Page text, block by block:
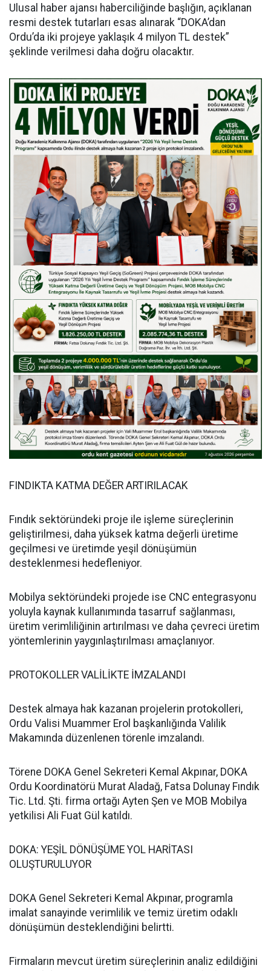
Ulusal haber ajansı haberciliğinde başlığın, açıklanan
resmi destek tutarları esas alınarak “DOKA’dan
Ordu’da iki projeye yaklaşık 4 milyon TL destek”
şeklinde verilmesi daha doğru olacaktır.
FINDIKTA KATMA DEĞER ARTIRILACAK
Fındık sektöründeki proje ile işleme süreçlerinin
geliştirilmesi, daha yüksek katma değerli üretime
geçilmesi ve üretimde yeşil dönüşümün
desteklenmesi hedefleniyor.
Mobilya sektöründeki projede ise CNC entegrasyonu
yoluyla kaynak kullanımında tasarruf sağlanması,
üretim verimliliğinin artırılması ve daha çevreci üretim
yöntemlerinin yaygınlaştırılması amaçlanıyor.
PROTOKOLLER VALİLİKTE İMZALANDI
Destek almaya hak kazanan projelerin protokolleri,
Ordu Valisi Muammer Erol başkanlığında Valilik
Makamında düzenlenen törenle imzalandı.
Törene DOKA Genel Sekreteri Kemal Akpınar, DOKA
Ordu Koordinatörü Murat Aladağ, Fatsa Dolunay Fındık
Tic. Ltd. Şti. firma ortağı Ayten Şen ve MOB Mobilya
yetkilisi Ali Fuat Gül katıldı.
DOKA: YEŞİL DÖNÜŞÜME YOL HARİTASI
OLUŞTURULUYOR
DOKA Genel Sekreteri Kemal Akpınar, programla
imalat sanayinde verimlilik ve temiz üretim odaklı
dönüşümün desteklendiğini belirtti.
Firmaların mevcut üretim süreçlerinin analiz edildiğini